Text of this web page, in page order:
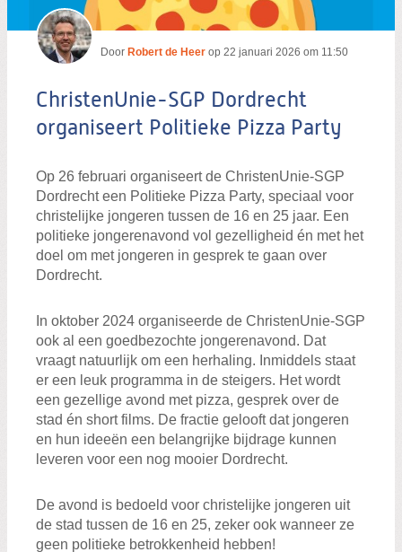
Door Robert de Heer op 22 januari 2026 om 11:50
ChristenUnie-SGP Dordrecht
organiseert Politieke Pizza Party
Op 26 februari organiseert de ChristenUnie-SGP
Dordrecht een Politieke Pizza Party, speciaal voor
christelijke jongeren tussen de 16 en 25 jaar. Een
politieke jongerenavond vol gezelligheid én met het
doel om met jongeren in gesprek te gaan over
Dordrecht.
In oktober 2024 organiseerde de ChristenUnie-SGP
ook al een goedbezochte jongerenavond. Dat
vraagt natuurlijk om een herhaling. Inmiddels staat
er een leuk programma in de steigers. Het wordt
een gezellige avond met pizza, gesprek over de
stad én short films. De fractie gelooft dat jongeren
en hun ideeën een belangrijke bijdrage kunnen
leveren voor een nog mooier Dordrecht.
De avond is bedoeld voor christelijke jongeren uit
de stad tussen de 16 en 25, zeker ook wanneer ze
geen politieke betrokkenheid hebben!